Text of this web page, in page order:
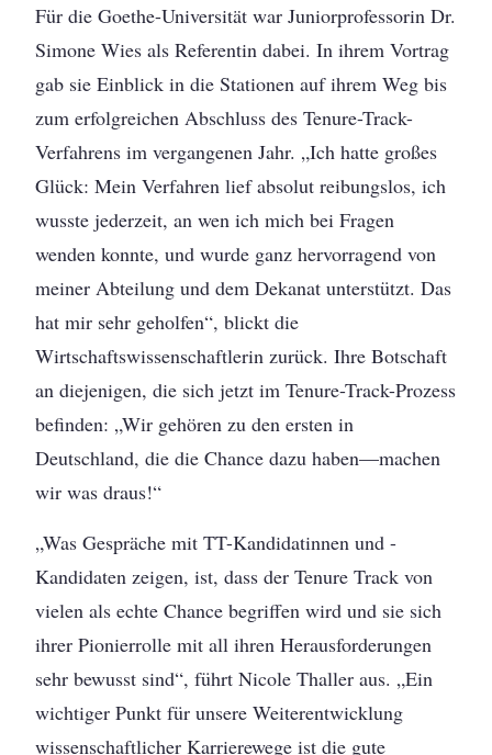
Für die Goethe-Universität war Juniorprofessorin Dr.
Simone Wies als Referentin dabei. In ihrem Vortrag
gab sie Einblick in die Stationen auf ihrem Weg bis
zum erfolgreichen Abschluss des Tenure-Track-
Verfahrens im vergangenen Jahr. „Ich hatte großes
Glück: Mein Verfahren lief absolut reibungslos, ich
wusste jederzeit, an wen ich mich bei Fragen
wenden konnte, und wurde ganz hervorragend von
meiner Abteilung und dem Dekanat unterstützt. Das
hat mir sehr geholfen“, blickt die
Wirtschaftswissenschaftlerin zurück. Ihre Botschaft
an diejenigen, die sich jetzt im Tenure-Track-Prozess
befinden: „Wir gehören zu den ersten in
Deutschland, die die Chance dazu haben—machen
wir was draus!“
„Was Gespräche mit TT-Kandidatinnen und -
Kandidaten zeigen, ist, dass der Tenure Track von
vielen als echte Chance begriffen wird und sie sich
ihrer Pionierrolle mit all ihren Herausforderungen
sehr bewusst sind“, führt Nicole Thaller aus. „Ein
wichtiger Punkt für unsere Weiterentwicklung
wissenschaftlicher Karrierewege ist die gute